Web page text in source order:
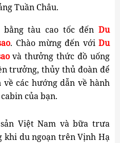
Tuần Châu.
bằng tàu cao tốc đến Du
. Chào mừng đến với Du
và thưởng thức đồ uống
trưởng, thủy thủ đoàn để
các hướng dẫn về hành
của bạn.
Việt Nam và bữa trưa
khi du ngoạn trên Vịnh Hạ